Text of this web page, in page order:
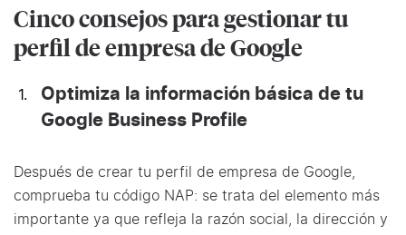
Cinco consejos para gestionar tu
perfil de empresa de Google
Optimiza la información básica de tu
Google Business Profile
Después de crear tu perfil de empresa de Google,
comprueba tu código NAP: se trata del elemento más
importante ya que refleja la razón social, la dirección y